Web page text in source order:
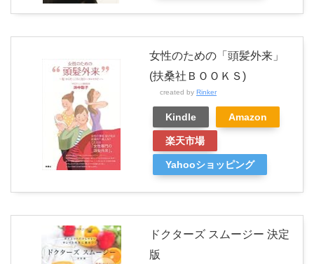
女性のための「頭髪外来」
(扶桑社ＢＯＯＫＳ)
created by Rinker
Kindle Amazon
楽天市場
Yahooショッピング
ドクターズ スムージー 決定
版